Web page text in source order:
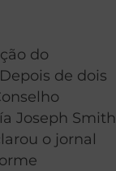
do
de dois
Joseph Smith
o jornal